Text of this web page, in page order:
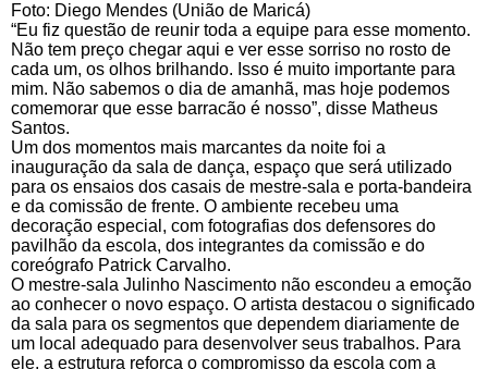
Foto: Diego Mendes (União de Maricá)
“Eu fiz questão de reunir toda a equipe para esse momento.
Não tem preço chegar aqui e ver esse sorriso no rosto de
cada um, os olhos brilhando. Isso é muito importante para
mim. Não sabemos o dia de amanhã, mas hoje podemos
comemorar que esse barracão é nosso”, disse Matheus
Santos.
Um dos momentos mais marcantes da noite foi a
inauguração da sala de dança, espaço que será utilizado
para os ensaios dos casais de mestre-sala e porta-bandeira
e da comissão de frente. O ambiente recebeu uma
decoração especial, com fotografias dos defensores do
pavilhão da escola, dos integrantes da comissão e do
coreógrafo Patrick Carvalho.
O mestre-sala Julinho Nascimento não escondeu a emoção
ao conhecer o novo espaço. O artista destacou o significado
da sala para os segmentos que dependem diariamente de
um local adequado para desenvolver seus trabalhos. Para
ele, a estrutura reforça o compromisso da escola com a